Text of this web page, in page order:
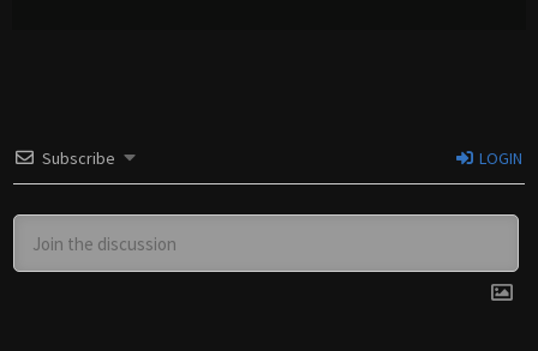
Subscribe LOGIN